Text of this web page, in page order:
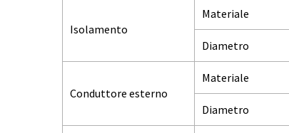
Isolamento
Materiale
Diametro
Conduttore esterno
Materiale
Diametro